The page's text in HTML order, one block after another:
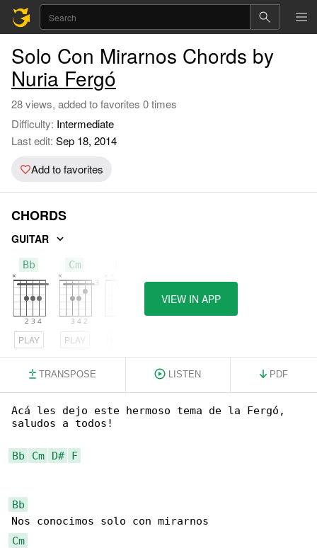
Solo Con Mirarnos Chords by
Nuria Fergó
28 views, added to favorites 0 times
Difficulty: Intermediate
Last edit: Sep 18, 2014
Add to favorites
CHORDS
GUITAR
Bb
PLAY
Cm
PLAY
VIEW IN APP
TRANSPOSE LISTEN PDF
Acá les dejo este hermoso tema de la Fergó,
saludos a todos!
Bb Cm D# F
Bb
Cm